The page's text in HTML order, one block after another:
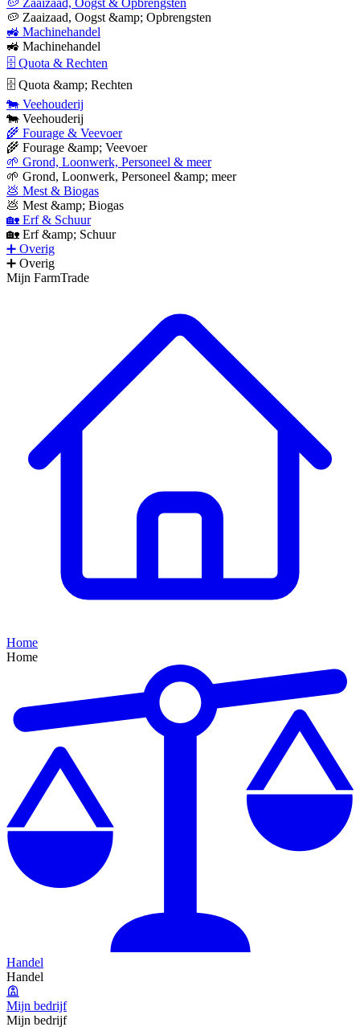
🥔 Zaaizaad, Oogst &amp; Opbrengsten
🚜 Machinehandel
🚜 Machinehandel
🗄 Quota & Rechten
🗄 Quota &amp; Rechten
🐄 Veehouderij
🐄 Veehouderij
🌾 Fourage & Veevoer
🌾 Fourage &amp; Veevoer
🌱 Grond, Loonwerk, Personeel & meer
🌱 Grond, Loonwerk, Personeel &amp; meer
💩 Mest & Biogas
💩 Mest &amp; Biogas
🏡 Erf & Schuur
🏡 Erf &amp; Schuur
➕ Overig
➕ Overig
Mijn FarmTrade
Home
Home
Handel
Handel
Mijn bedrijf
Mijn bedrijf